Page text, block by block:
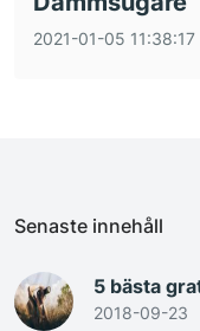
2021-01-05 11:38:17
Senaste innehåll
5 bästa
2018-09-23